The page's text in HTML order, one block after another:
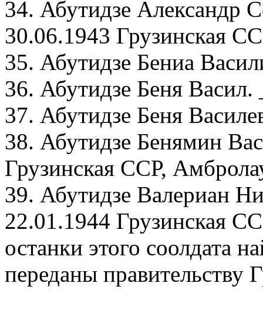
34. Абутидзе Александр
30.06.1943 Грузинская
35. Абутидзе Бениа
36. Абутидзе Беня
37. Абутидзе Беня
38. Абутидзе Бенямин
Грузинская ССР,
39. Абутидзе Валериан
22.01.1944 Грузинская
останки этого соолдата
переданы правительству